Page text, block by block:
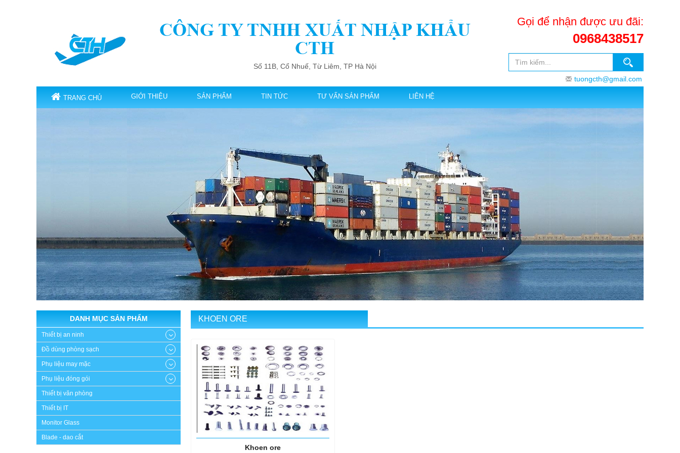
CÔNG TY TNHH XUẤT NHẬP KHẨU
CTH
Số 11B, Cổ Nhuế, Từ Liêm, TP Hà Nội
Gọi để nhận được ưu đãi:
0968438517
tuongcth@gmail.com
TRANG CHỦ GIỚI THIỆU SẢN PHẨM TIN TỨC TƯ VẤN SẢN PHẨM LIÊN HỆ
KHOEN ORE
Khoen ore
DANH MỤC SẢN PHẨM
Thiết bị an ninh
Đồ dùng phòng sạch
Phụ liệu may mặc
Phụ liệu đóng gói
Thiết bị văn phòng
Thiết bị IT
Monitor Glass
Blade - dao cắt